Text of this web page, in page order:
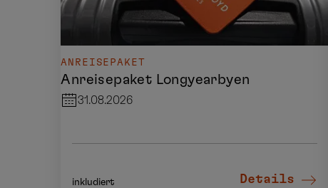
ANREISEPAKET
Anreisepaket Longyearbyen
31.08.2026
inkludiert Details